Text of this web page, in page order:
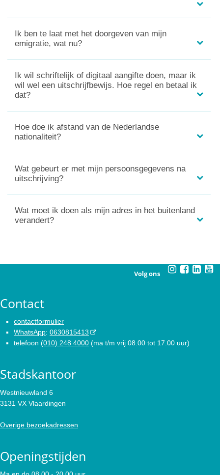
Ik ben te laat met het doorgeven van mijn
emigratie, wat nu?
Ik wil schriftelijk of digitaal aangifte doen, maar ik
wil wel een uitschrijfbewijs. Hoe regel en betaal ik
dat?
Hoe doe ik afstand van de Nederlandse
nationaliteit?
Wat gebeurt er met mijn persoonsgegevens na
uitschrijving?
Wat moet ik doen als mijn adres in het buitenland
verandert?
Volg ons
Contact
contactformulier
WhatsApp: 0630815413
telefoon (010) 248 4000 (ma t/m vrij 08.00 tot 17.00 uur)
Stadskantoor
Westnieuwland 6
3131 VX Vlaardingen
Overige bezoekadressen
Openingstijden